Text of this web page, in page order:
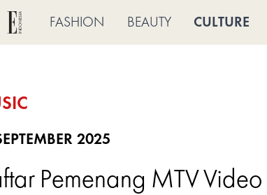
FASHION BEAUTY CULTURE
2025
Pemenang MTV